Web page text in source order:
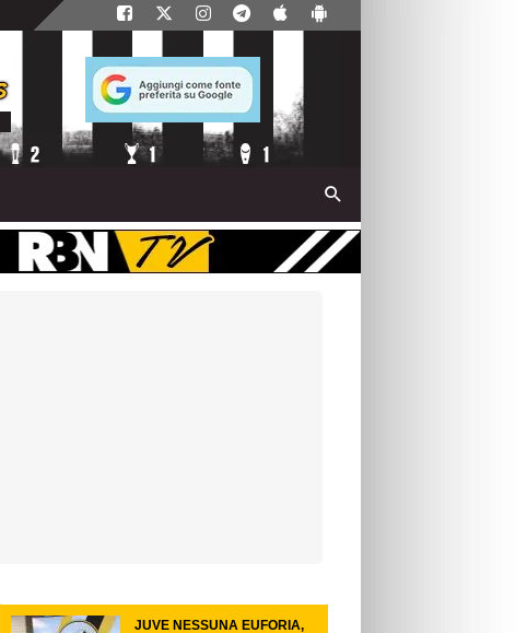
JUVE NESSUNA EUFORIA,